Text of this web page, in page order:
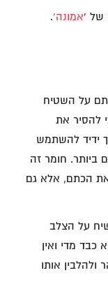
של 'אמונה'.
על השטיח
להסיר את
ידיד להשתמש
ביותר. חומר זה
את הכתם, אלא גם
על הצלב
מדי ואין
אותו